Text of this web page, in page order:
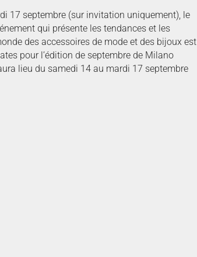
17 septembre (sur invitation uniquement), le
qui présente les tendances et les
des accessoires de mode et des bijoux est
pour l’édition de septembre de Milano
lieu du samedi 14 au mardi 17 septembre